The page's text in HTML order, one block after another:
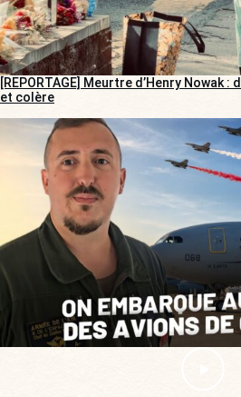
[REPORTAGE] Meurtre d’Henry Nowak
et colère